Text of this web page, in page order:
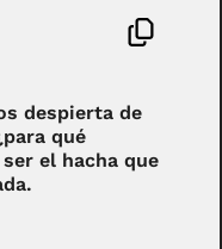
despierta de
qué
el hacha que